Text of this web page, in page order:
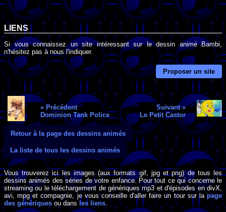
LIENS
Si vous connaissez un site intéressant sur le dessin animé Bambi,
n'hésitez pas à nous l'indiquer.
Proposer un site
« Précédent
Dominion Tank Police
Suivant »
Le Petit Castor
Retour à la page des dessins animés
La liste de tous les dessins animés
Vous trouverez ici les images (aux formats gif, jpg et png) de tous les
dessins animés des séries de votre enfance. Pour tout ce qui concerne le
streaming ou le téléchargement de génériques mp3 et d'épisodes en divX,
avi, mpg et compagnie, je vous conseille d'aller faire un tour sur la page
des génériques ou dans les liens.